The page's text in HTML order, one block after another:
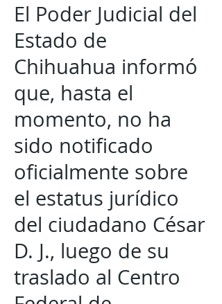
El Poder Judicial del
Estado de
Chihuahua informó
que, hasta el
momento, no ha
sido notificado
oficialmente sobre
el estatus jurídico
del ciudadano César
D. J., luego de su
traslado al Centro